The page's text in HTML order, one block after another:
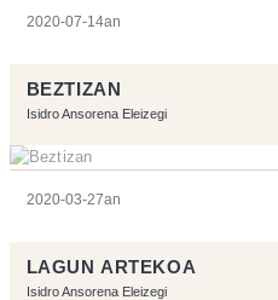
2020-07-14an
BEZTIZAN
Isidro Ansorena Eleizegi
2020-03-27an
LAGUN ARTEKOA
Isidro Ansorena Eleizegi